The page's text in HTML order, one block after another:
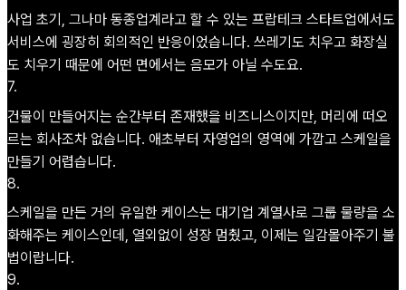
사업 초기, 그나마 동종업계라고 할 수 있는 프랍테크 스타트업에서도
서비스에 굉장히 회의적인 반응이었습니다. 쓰레기도 치우고 화장실
도 치우기 때문에 어떤 면에서는 음모가 아닐 수도요.
7.
건물이 만들어지는 순간부터 존재했을 비즈니스이지만, 머리에 떠오
르는 회사조차 없습니다. 애초부터 자영업의 영역에 가깝고 스케일을
만들기 어렵습니다.
8.
스케일을 만든 거의 유일한 케이스는 대기업 계열사로 그룹 물량을 소
화해주는 케이스인데, 열외없이 성장 멈췄고, 이제는 일감몰아주기 불
법이랍니다.
9.